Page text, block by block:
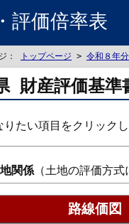
評価倍率表
： トップページ > 令和８年分
財産評価基準
りたい項目をクリック
関係 （土地の評価方
路線価図